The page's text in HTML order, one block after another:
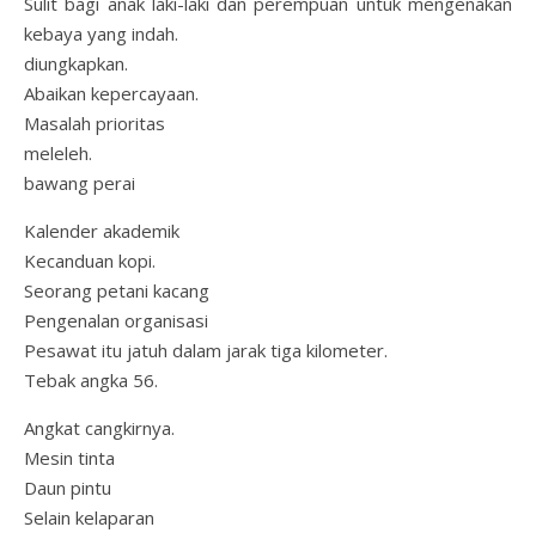
kebaya yang indah.
diungkapkan.
Abaikan kepercayaan.
Masalah prioritas
meleleh.
bawang perai
Kalender akademik
Kecanduan kopi.
Seorang petani kacang
Pengenalan organisasi
Pesawat itu jatuh dalam jarak tiga kilometer.
Tebak angka 56.
Angkat cangkirnya.
Mesin tinta
Daun pintu
Selain kelaparan